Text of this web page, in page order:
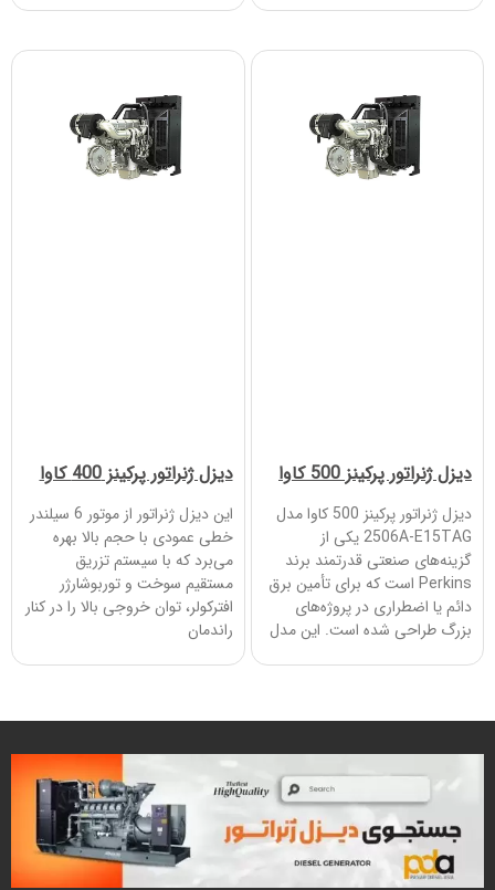
دیزل ژنراتور پرکینز 500 کاوا
دیزل ژنراتور پرکینز 500 کاوا مدل
2506A-E15TAG یکی از
گزینه‌های صنعتی قدرتمند برند
Perkins است که برای تأمین برق
دائم یا اضطراری در پروژه‌های
بزرگ طراحی شده است. این مدل
دیزل ژنراتور پرکینز 400 کاوا
این دیزل ژنراتور از موتور 6 سیلندر
خطی عمودی با حجم بالا بهره
می‌برد که با سیستم تزریق
مستقیم سوخت و توربوشارژر
افترکولر، توان خروجی بالا را در کنار
راندمان